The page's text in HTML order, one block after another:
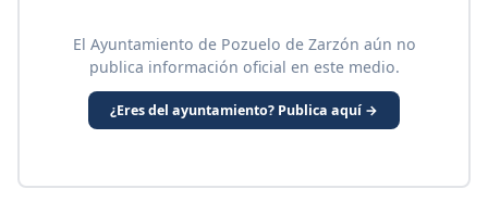
El Ayuntamiento de Pozuelo de Zarzón aún no
publica información oficial en este medio.
¿Eres del ayuntamiento? Publica aquí →